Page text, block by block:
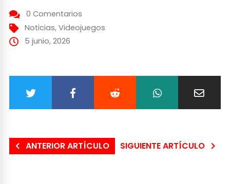
0 Comentarios
Noticias, Videojuegos
5 junio, 2026
ANTERIOR ARTÍCULO SIGUIENTE ARTÍCULO